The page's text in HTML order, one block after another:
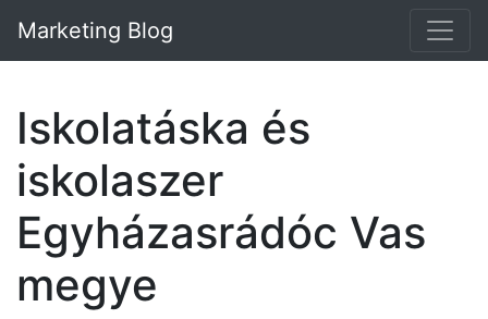
Marketing Blog
Iskolatáska és
iskolaszer
Egyházasrádóc Vas
megye